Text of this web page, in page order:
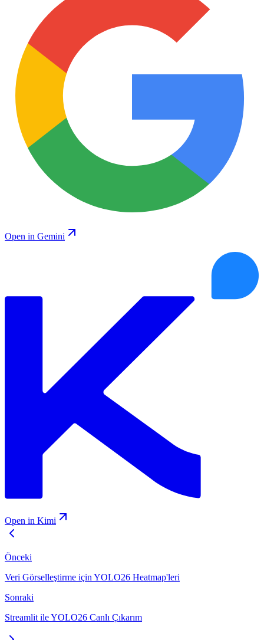
Open in Gemini
Open in Kimi
Önceki
Veri Görselleştirme için YOLO26 Heatmap'leri
Sonraki
Streamlit ile YOLO26 Canlı Çıkarım